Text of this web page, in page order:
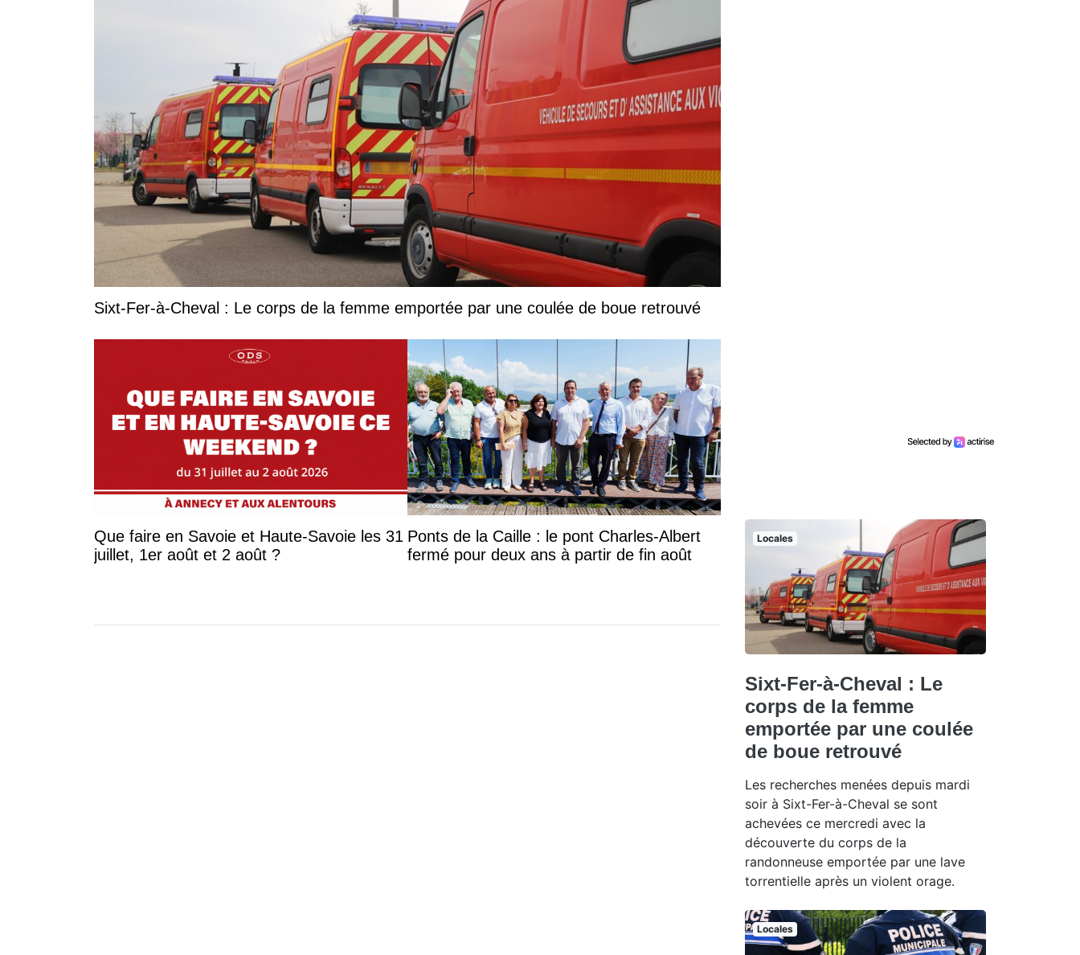
Sixt-Fer-à-Cheval : Le corps de la femme emportée par une coulée de boue retrouvé
Que faire en Savoie et Haute-Savoie les 31
juillet, 1er août et 2 août ?
Ponts de la Caille : le pont Charles-Albert
fermé pour deux ans à partir de fin août
Locales
Sixt-Fer-à-Cheval : Le
corps de la femme
emportée par une coulée
de boue retrouvé
Les recherches menées depuis mardi
soir à Sixt-Fer-à-Cheval se sont
achevées ce mercredi avec la
découverte du corps de la
randonneuse emportée par une lave
torrentielle après un violent orage.
Locales